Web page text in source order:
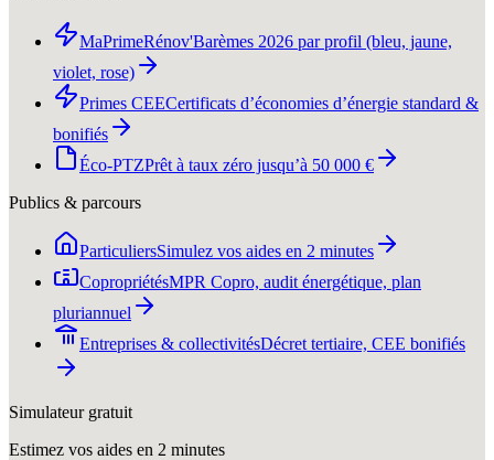
MaPrimeRénov'Barèmes 2026 par profil (bleu, jaune,
violet, rose)
Primes CEECertificats d’économies d’énergie standard &
bonifiés
Éco-PTZPrêt à taux zéro jusqu’à 50 000 €
Publics & parcours
ParticuliersSimulez vos aides en 2 minutes
CopropriétésMPR Copro, audit énergétique, plan
pluriannuel
Entreprises & collectivitésDécret tertiaire, CEE bonifiés
Simulateur gratuit
Estimez vos aides en 2 minutes